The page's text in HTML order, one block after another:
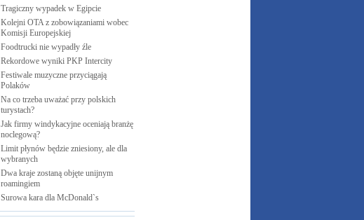
Tragiczny wypadek w Egipcie
Kolejni OTA z zobowiązaniami wobec
Komisji Europejskiej
Foodtrucki nie wypadły źle
Rekordowe wyniki PKP Intercity
Festiwale muzyczne przyciągają
Polaków
Na co trzeba uważać przy polskich
turystach?
Jak firmy windykacyjne oceniają branżę
noclegową?
Limit płynów będzie zniesiony, ale dla
wybranych
Dwa kraje zostaną objęte unijnym
roamingiem
Surowa kara dla McDonald`s